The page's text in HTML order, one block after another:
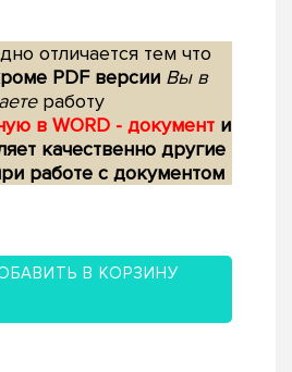
отличается тем что
PDF версии Вы в
работу
в WORD - документ и
качественно другие
работе с документом
В КОРЗИНУ